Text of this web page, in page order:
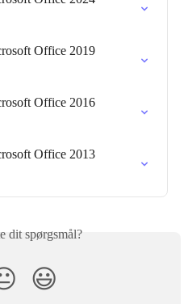
Office 2019
Office 2016
Office 2013
dit spørgsmål?
😃